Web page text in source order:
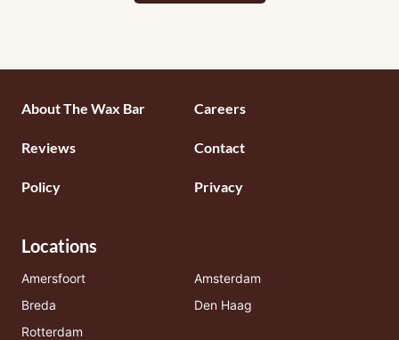
Footermenu
About The Wax Bar Careers
Reviews Contact
Policy Privacy
Locations
Amersfoort
Amsterdam
Breda
Den Haag
Rotterdam